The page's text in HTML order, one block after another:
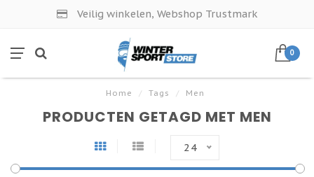
Veilig winkelen, Webshop Trustmark
0
Home / Tags / Men
PRODUCTEN GETAGD MET MEN
24